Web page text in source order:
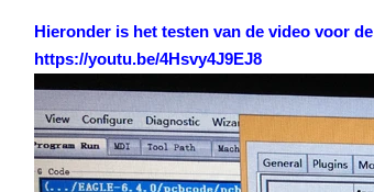
Hieronder is het testen van de video voor
https://youtu.be/4Hsvy4J9EJ8